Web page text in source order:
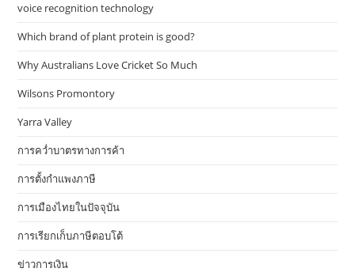
voice recognition technology
Which brand of plant protein is good?
Why Australians Love Cricket So Much
Wilsons Promontory
Yarra Valley
การคว่ำบาตรทางการค้า
การตั้งกำแพงภาษี
การเมืองไทยในปัจจุบัน
การเรียกเก็บภาษีตอบโต้
ข่าวการเงิน